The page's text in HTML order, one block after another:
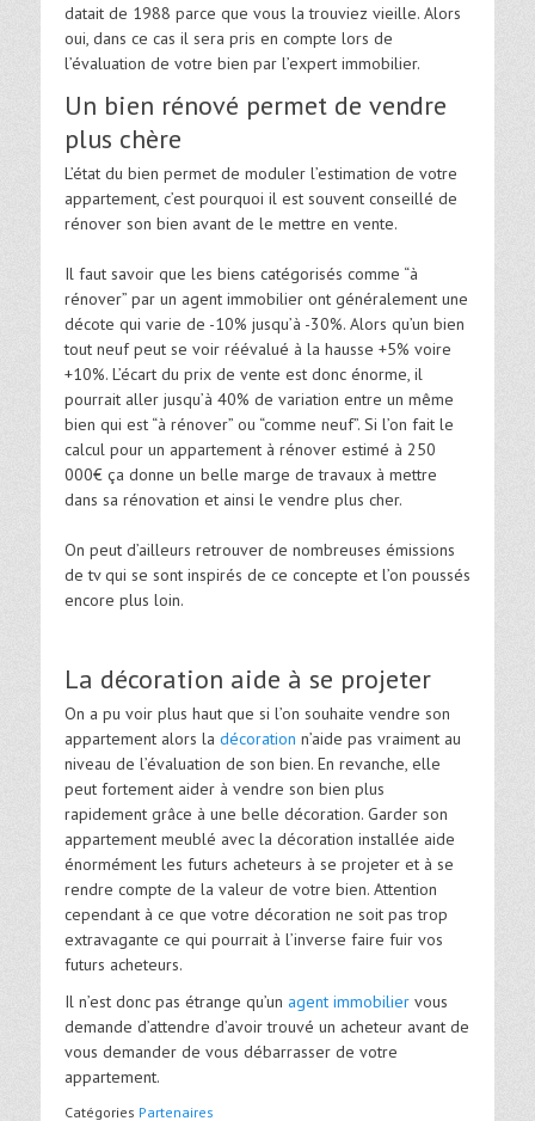
datait de 1988 parce que vous la trouviez vieille. Alors
oui, dans ce cas il sera pris en compte lors de
l’évaluation de votre bien par l’expert immobilier.
Un bien rénové permet de vendre
plus chère
L’état du bien permet de moduler l’estimation de votre
appartement, c’est pourquoi il est souvent conseillé de
rénover son bien avant de le mettre en vente.
Il faut savoir que les biens catégorisés comme “à
rénover” par un agent immobilier ont généralement une
décote qui varie de -10% jusqu’à -30%. Alors qu’un bien
tout neuf peut se voir réévalué à la hausse +5% voire
+10%. L’écart du prix de vente est donc énorme, il
pourrait aller jusqu’à 40% de variation entre un même
bien qui est “à rénover” ou “comme neuf”. Si l’on fait le
calcul pour un appartement à rénover estimé à 250
000€ ça donne un belle marge de travaux à mettre
dans sa rénovation et ainsi le vendre plus cher.
On peut d’ailleurs retrouver de nombreuses émissions
de tv qui se sont inspirés de ce concepte et l’on poussés
encore plus loin.
La décoration aide à se projeter
On a pu voir plus haut que si l’on souhaite vendre son
appartement alors la décoration n’aide pas vraiment au
niveau de l’évaluation de son bien. En revanche, elle
peut fortement aider à vendre son bien plus
rapidement grâce à une belle décoration. Garder son
appartement meublé avec la décoration installée aide
énormément les futurs acheteurs à se projeter et à se
rendre compte de la valeur de votre bien. Attention
cependant à ce que votre décoration ne soit pas trop
extravagante ce qui pourrait à l’inverse faire fuir vos
futurs acheteurs.
Il n’est donc pas étrange qu’un agent immobilier vous
demande d’attendre d’avoir trouvé un acheteur avant de
vous demander de vous débarrasser de votre
appartement.
Catégories Partenaires